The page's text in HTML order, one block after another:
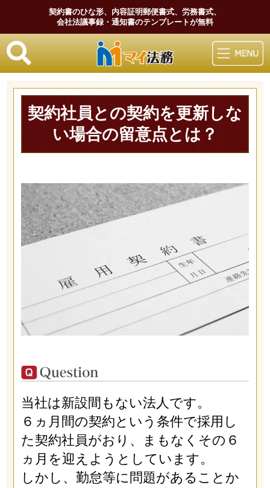
契約書のひな形、内容証明郵便書式、労務書式、
会社法議事録・通知書のテンプレートが無料
マイ法務
契約社員との契約を更新しな
い場合の留意点とは？
当社は新設間もない法人です。
６ヵ月間の契約という条件で採用し
た契約社員がおり、まもなくその６
ヵ月を迎えようとしています。
しかし、勤怠等に問題があることか